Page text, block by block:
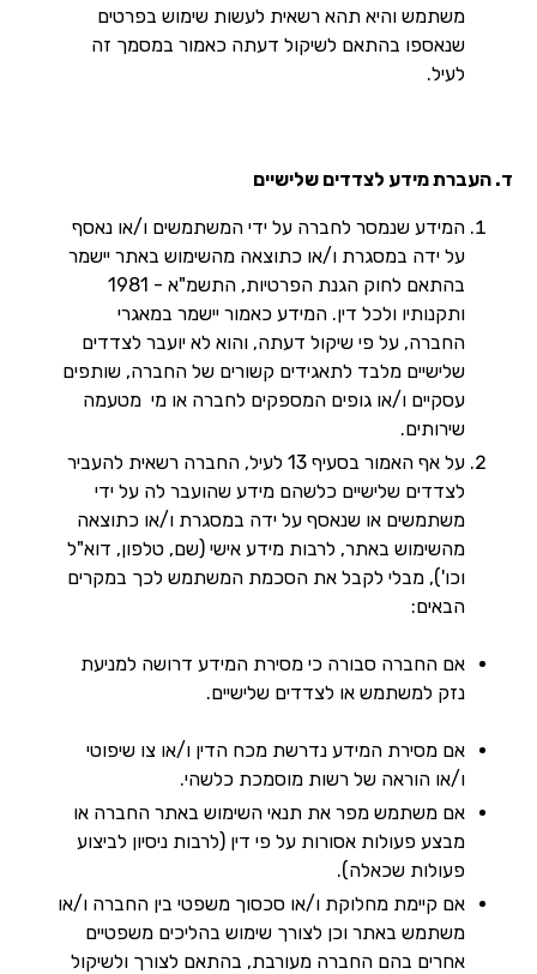
משתמש והיא תהא רשאית לעשות שימוש בפרטים
שנאספו בהתאם לשיקול דעתה כאמור במסמך זה
לעיל.
ד. העברת מידע לצדדים שלישיים
המידע שנמסר לחברה על ידי המשתמשים ו/או נאסף
על ידה במסגרת ו/או כתוצאה מהשימוש באתר יישמר
בהתאם לחוק הגנת הפרטיות, התשמ"א - 1981
ותקנותיו ולכל דין. המידע כאמור יישמר במאגרי
החברה, על פי שיקול דעתה, והוא לא יועבר לצדדים
שלישיים מלבד לתאגידים קשורים של החברה, שותפים
עסקיים ו/או גופים המספקים לחברה או מי מטעמה
שירותים.
על אף האמור בסעיף 13 לעיל, החברה רשאית להעביר
לצדדים שלישיים כלשהם מידע שהועבר לה על ידי
משתמשים או שנאסף על ידה במסגרת ו/או כתוצאה
מהשימוש באתר, לרבות מידע אישי (שם, טלפון, דוא"ל
וכו'), מבלי לקבל את הסכמת המשתמש לכך במקרים
הבאים:
אם החברה סבורה כי מסירת המידע דרושה למניעת
נזק למשתמש או לצדדים שלישיים.
אם מסירת המידע נדרשת מכח הדין ו/או צו שיפוטי
ו/או הוראה של רשות מוסמכת כלשהי.
אם משתמש מפר את תנאי השימוש באתר החברה או
מבצע פעולות אסורות על פי דין (לרבות ניסיון לביצוע
פעולות שכאלה).
אם קיימת מחלוקת ו/או סכסוך משפטי בין החברה ו/או
משתמש באתר וכן לצורך שימוש בהליכים משפטיים
אחרים בהם החברה מעורבת, בהתאם לצורך ולשיקול